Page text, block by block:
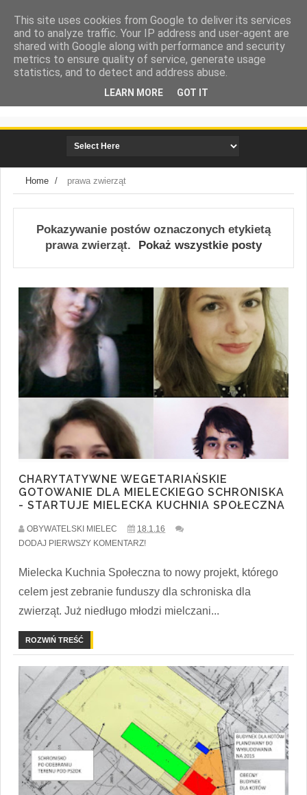
społeczna strona miasta Mielca
Home / prawa zwierząt
Pokazywanie postów oznaczonych etykietą
prawa zwierząt. Pokaż wszystkie posty
CHARYTATYWNE WEGETARIAŃSKIE
GOTOWANIE DLA MIELECKIEGO SCHRONISKA
- STARTUJE MIELECKA KUCHNIA SPOŁECZNA
OBYWATELSKI MIELEC
18.1.16
DODAJ PIERWSZY KOMENTARZ!
Mielecka Kuchnia Społeczna to nowy projekt, którego
celem jest zebranie funduszy dla schroniska dla
zwierząt. Już niedługo młodzi mielczani...
ROZWIŃ TREŚĆ
This site uses cookies from Google to deliver its services
and to analyze traffic. Your IP address and user-agent are
shared with Google along with performance and security
metrics to ensure quality of service, generate usage
statistics, and to detect and address abuse.
LEARN MORE GOT IT